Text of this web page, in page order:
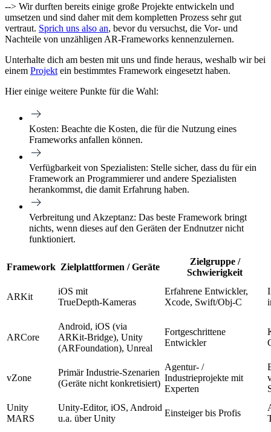
--> Wir durften bereits einige große Projekte entwickeln und
umsetzen und sind daher mit dem kompletten Prozess sehr gut
vertraut. Sprich uns also an, bevor du versuchst, die Vor- und
Nachteile von unzähligen AR-Frameworks kennenzulernen.
Unterhalte dich am besten mit uns und finde heraus, weshalb wir bei
einem Projekt ein bestimmtes Framework eingesetzt haben.
Hier einige weitere Punkte für die Wahl:
Kosten: Beachte die Kosten, die für die Nutzung eines
Frameworks anfallen können.
Verfügbarkeit von Spezialisten: Stelle sicher, dass du für ein
Framework an Programmierer und andere Spezialisten
herankommst, die damit Erfahrung haben.
Verbreitung und Akzeptanz: Das beste Framework bringt
nichts, wenn dieses auf den Geräten der Endnutzer nicht
funktioniert.
Framework Zielplattformen / Geräte
Zielgruppe /
Schwierigkeit
ARKit
iOS mit
TrueDepth‑Kameras
Erfahrene Entwickler,
Xcode, Swift/Obj‑C
ARCore
Android, iOS (via
ARKit‑Bridge), Unity
(ARFoundation), Unreal
Fortgeschrittene
Entwickler
vZone
Primär Industrie‑Szenarien
(Geräte nicht konkretisiert)
Agentur‑ /
Industrieprojekte mit
Experten
Unity
MARS
Unity‑Editor, iOS, Android
u.a. über Unity
Einsteiger bis Profis